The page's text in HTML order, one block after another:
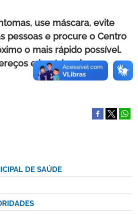
use máscara, evite
pessoas e procure o Centro
o mais rápido possível.
e horários de
DE SAÚDE